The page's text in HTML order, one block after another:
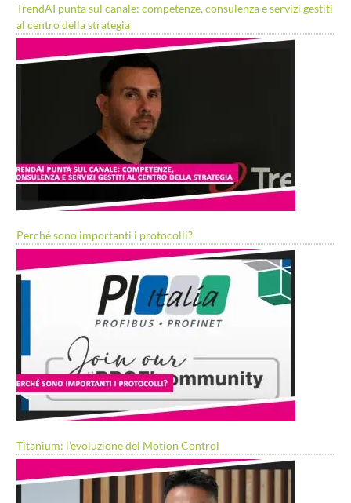
TrendAI punta sul canale: competenze, consulenza e servizi gestiti
al centro della strategia
Perché sono importanti i protocolli?
Titanium: l’evoluzione del Motion Control